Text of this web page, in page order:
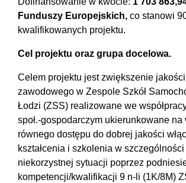
Funduszy Europejskich, co stanowi
kwalifikowanych projektu.
Cel projektu oraz grupa docelowa.
Celem projektu jest zwiększenie jakości
zawodowego w Zespole Szkół
Łodzi (ZSS) realizowane we
społ.-gospodarczym ukierunkowane
równego dostępu do dobrej jakości
kształcenia i szkolenia w
niekorzystnej sytuacji poprzez
kompetencji/kwalifikacji 9 n-li (1K/8M)